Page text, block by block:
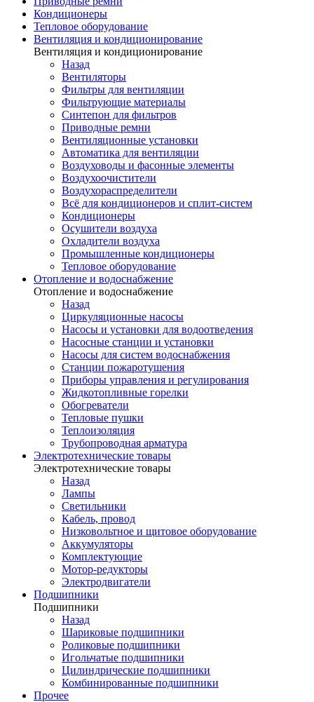
Кондиционеры
Тепловое оборудование
Вентиляция и кондиционирование
Вентиляция и кондиционирование
Назад
Вентиляторы
Фильтры для вентиляции
Фильтрующие материалы
Синтепон для фильтров
Приводные ремни
Вентиляционные установки
Автоматика для вентиляции
Воздуховоды и фасонные элементы
Воздухоочистители
Воздухораспределители
Всё для кондиционеров и сплит-систем
Кондиционеры
Осушители воздуха
Охладители воздуха
Промышленные кондиционеры
Тепловое оборудование
Отопление и водоснабжение
Отопление и водоснабжение
Назад
Циркуляционные насосы
Насосы и установки для водоотведения
Насосные станции и установки
Насосы для систем водоснабжения
Станции пожаротушения
Приборы управления и регулирования
Жидкотопливные горелки
Обогреватели
Тепловые пушки
Теплоизоляция
Трубопроводная арматура
Электротехнические товары
Электротехнические товары
Назад
Лампы
Светильники
Кабель, провод
Низковольтное и щитовое оборудование
Аккумуляторы
Комплектующие
Мотор-редукторы
Электродвигатели
Подшипники
Подшипники
Назад
Шариковые подшипники
Роликовые подшипники
Игольчатые подшипники
Цилиндрические подшипники
Комбинированные подшипники
Прочее